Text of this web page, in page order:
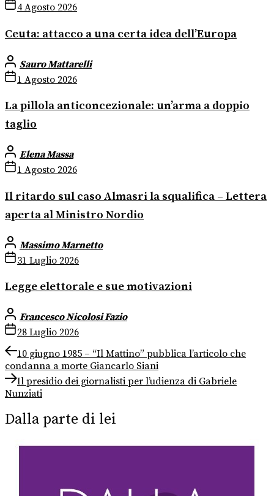
4 Agosto 2026
Ceuta: attacco a una certa idea dell’Europa
Sauro Mattarelli
1 Agosto 2026
La pillola anticoncezionale: un’arma a doppio
taglio
Elena Massa
1 Agosto 2026
Il ritardo sul caso Almasri la squalifica – Lettera
aperta al Ministro Nordio
Massimo Marnetto
31 Luglio 2026
Legge elettorale e sue motivazioni
Francesco Nicolosi Fazio
28 Luglio 2026
Navigazione
articoli
Previous
post:
10 giugno 1985 – “Il Mattino” pubblica l’articolo che
condanna a morte Giancarlo Siani
Next
post:
Il presidio dei giornalisti per l’udienza di Gabriele
Nunziati
Dalla parte di lei